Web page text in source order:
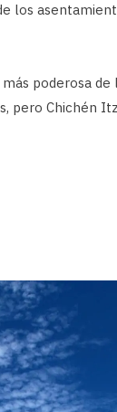
los
poderosa
Chichén